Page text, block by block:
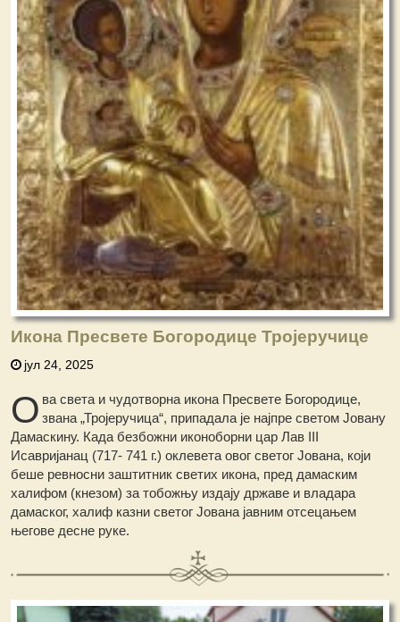
Икона Пресвете Богородице Тројеручице
јул 24, 2025
О ва света и чудотворна икона Пресвете Богородице,
звана „Тројеручица“, припадала је најпре светом Јовану
Дамаскину. Када безбожни иконоборни цар Лав III
Исавријанац (717- 741 г.) оклевета овог светог Јована, који
беше ревносни заштитник светих икона, пред дамаским
халифом (кнезом) за тобожњу издају државе и владара
дамаског, халиф казни светог Јована јавним отсецањем
његове десне руке.